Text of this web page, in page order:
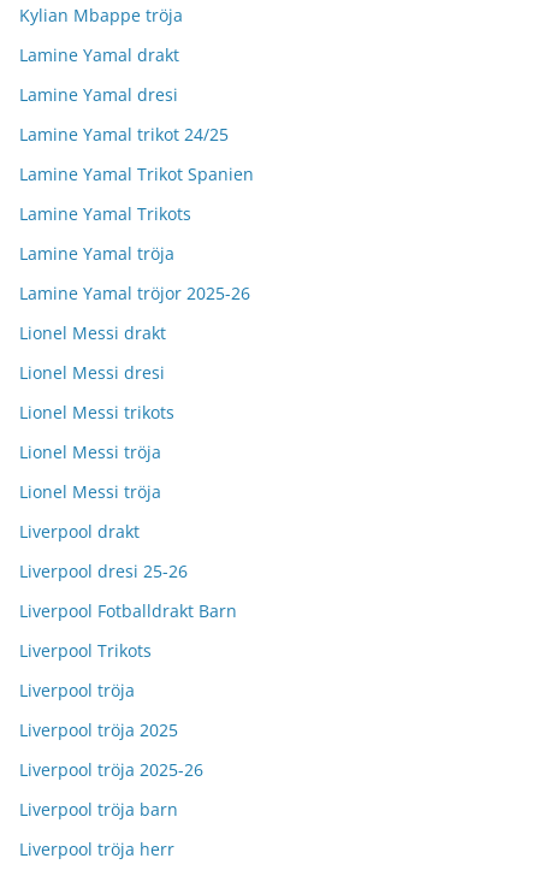
Kylian Mbappe tröja
Lamine Yamal drakt
Lamine Yamal dresi
Lamine Yamal trikot 24/25
Lamine Yamal Trikot Spanien
Lamine Yamal Trikots
Lamine Yamal tröja
Lamine Yamal tröjor 2025-26
Lionel Messi drakt
Lionel Messi dresi
Lionel Messi trikots
Lionel Messi tröja
Lionel Messi tröja
Liverpool drakt
Liverpool dresi 25-26
Liverpool Fotballdrakt Barn
Liverpool Trikots
Liverpool tröja
Liverpool tröja 2025
Liverpool tröja 2025-26
Liverpool tröja barn
Liverpool tröja herr